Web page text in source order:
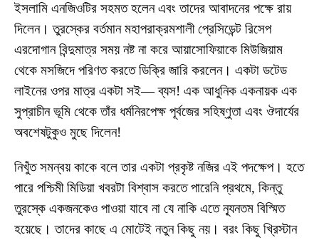
ইসলামি এনজিওটির সহমত হলেন এবং তাদের আবাদনের পক্ষে রায়
দিলেন। তুরস্কের বর্তমান মহাপরাক্রমশালী প্রেসিডেন্ট রিসেপ
এরদোগান বিন্দুমাত্র সময় নষ্ট না করে আয়াসোফিয়াকে মিউজিয়াম
থেকে মসজিদে পরিণত করতে ডিক্রি জারি করলেন। একটা ডটেড
লাইনের ওপর মাত্র একটা সই— ব্যস! এক আধুনিক একনায়ক এক
সুপ্রাচীন ভূমি থেকে তাঁর ধর্মনিরপেক্ষ পূর্বজের সহিষ্ণুতা এবং ঔদার্যের
অবশেষটুকুও মুছে দিলেন!
নিখুঁত সমন্বয় কাকে বলে তার একটা প্রকৃষ্ট নজির এই পদক্ষেপ। হতে
পারে পশ্চিমী মিডিয়া খবরটা বিশ্বাস করতে পারেনি প্রথমে, কিন্তু
তুরস্কে একজনকেও পাওয়া যাবে না যে নাকি এতে ন্যূনতম বিস্মিত
হয়েছে। তাদের কাছে এ মোটেই নতুন কিছু নয়। বরং কিছু খ্রিস্টান